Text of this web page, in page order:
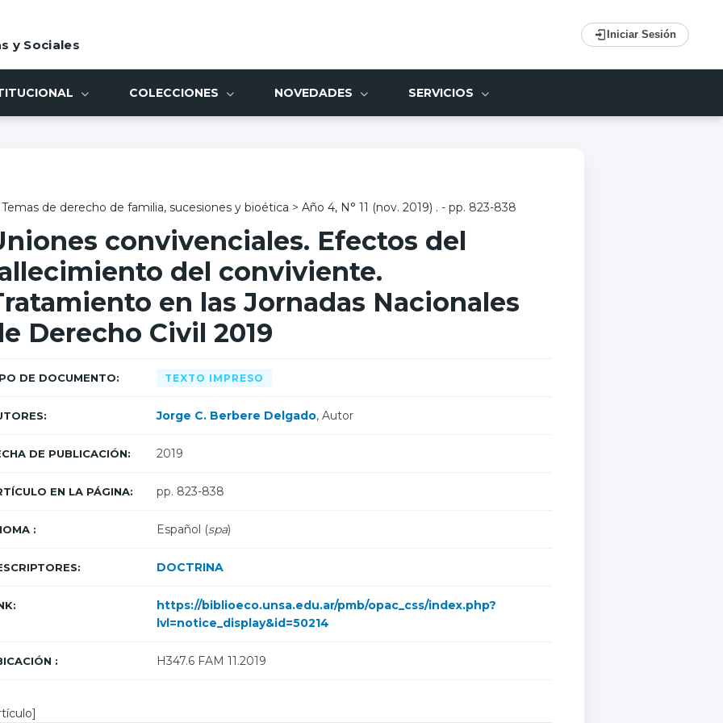
y Sociales
Iniciar Sesión
COLECCIONES NOVEDADES SERVICIOS
Temas de derecho de familia, sucesiones y bioética > Año 4, N° 11 (nov. 2019) . - pp. 823-838
convivenciales. Efectos del
del conviviente.
en las Jornadas Nacionales
Derecho Civil 2019
DE DOCUMENTO: TEXTO IMPRESO
Jorge C. Berbere Delgado, Autor
DE PUBLICACIÓN: 2019
EN LA PÁGINA: pp. 823-838
: Español (spa)
DOCTRINA
https://biblioeco.unsa.edu.ar/pmb/opac_css/index.php?
lvl=notice_display&id=50214
: H347.6 FAM 11.2019